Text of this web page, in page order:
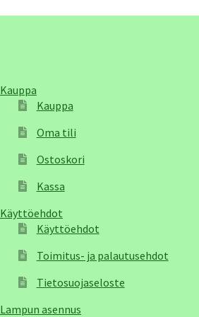
Kauppa
Kauppa
Oma tili
Ostoskori
Kassa
Käyttöehdot
Käyttöehdot
Toimitus- ja palautusehdot
Tietosuojaseloste
Lampun asennus